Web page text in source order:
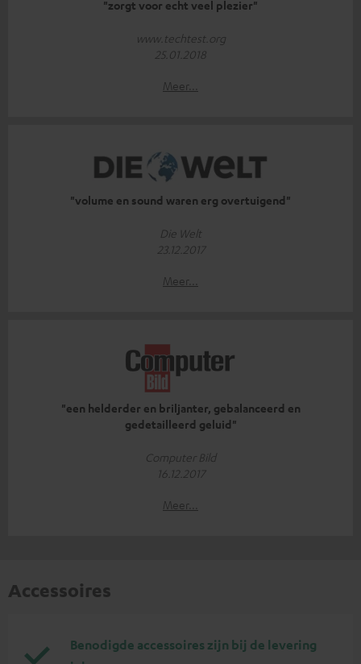
"zorgt voor echt veel plezier"
www.techtest.org
25.01.2018
Meer...
"volume en sound waren erg overtuigend"
Die Welt
23.12.2017
Meer...
"een helderder en briljanter, gebalanceerd en
gedetailleerd geluid"
Computer Bild
16.12.2017
Meer...
Accessoires
Benodigde accessoires zijn bij de levering